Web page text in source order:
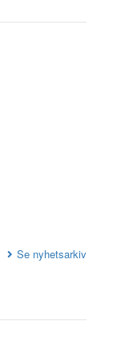
Se nyhetsarkiv